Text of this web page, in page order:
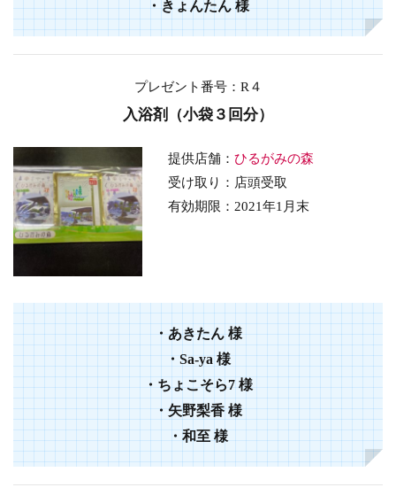
・きょんたん 様
プレゼント番号：R４
入浴剤（小袋３回分）
提供店舗：ひるがみの森
受け取り：店頭受取
有効期限：2021年1月末
・あきたん 様
・Sa-ya 様
・ちょこそら7 様
・矢野梨香 様
・和至 様